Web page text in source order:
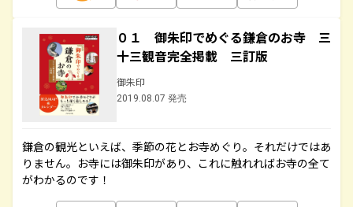
０１ 御朱印でめぐる鎌倉のお寺 三
十三観音完全掲載 三訂版
御朱印
2019.08.07 発売
鎌倉の観光といえば、季節の花とお寺めぐり。それだけではあ
りません。お寺には御朱印があり、これに触れればお寺の全て
がわかるのです！